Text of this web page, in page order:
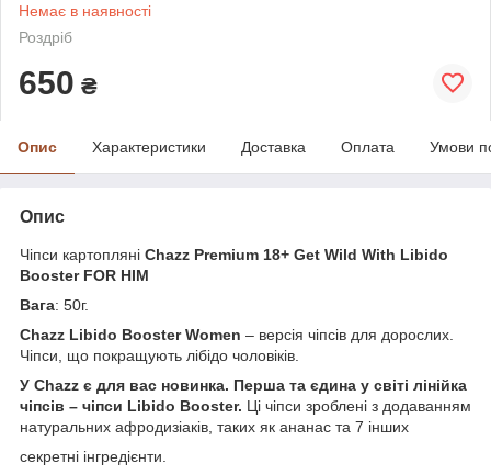
Немає в наявності
Роздріб
650 ₴
Опис Характеристики Доставка Оплата Умови
Опис
Чіпси картопляні Chazz Premium 18+ Get Wild With Libido
Booster FOR HIM
Вага: 50г.
Chazz Libido Booster Women – версія чіпсів для дорослих.
Чіпси, що покращують лібідо чоловіків.
У Chazz є для вас новинка. Перша та єдина у світі лінійка
чіпсів – чіпси Libido Booster. Ці чіпси зроблені з додаванням
натуральних афродизіаків, таких як ананас та 7 інших
секретні інгредієнти.